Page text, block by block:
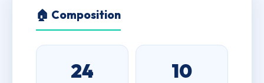
🏠 Composition
24 10